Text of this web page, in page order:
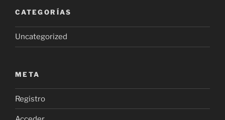
CATEGORÍAS
Uncategorized
META
Registro